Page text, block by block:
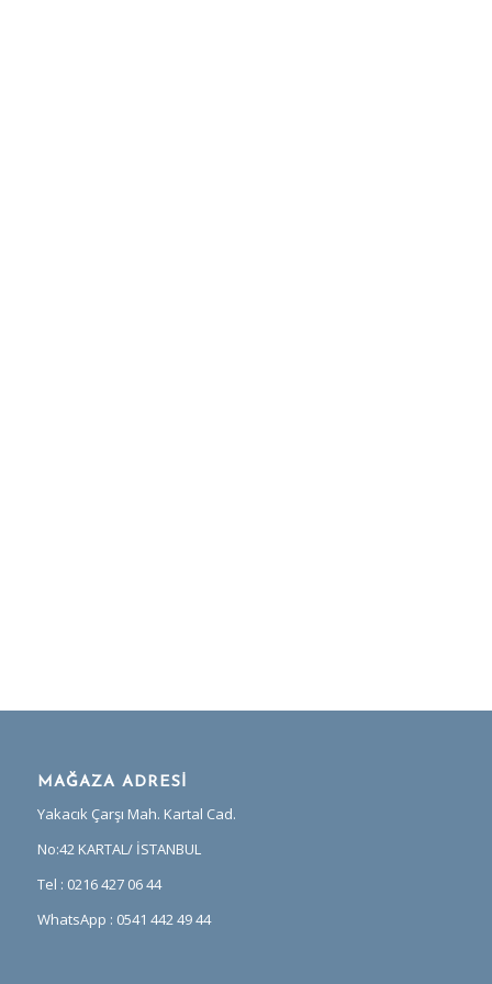
MAĞAZA ADRESİ
Yakacık Çarşı Mah. Kartal Cad.
No:42 KARTAL/ İSTANBUL
Tel : 0216 427 06 44
WhatsApp : 0541 442 49 44